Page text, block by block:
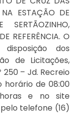
ESTAÇÃO DE
REFERÊNCIA. O
dos
de Licitações,
– Jd. Recreio
horário de 08:00
e no site
telefone (16)